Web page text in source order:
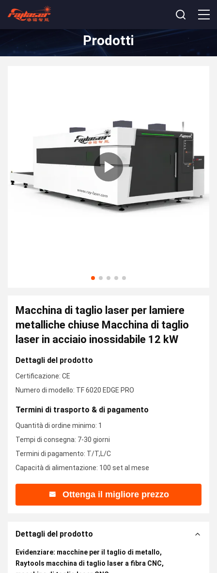
Prodotti
Macchina di taglio laser per lamiere
metalliche chiuse Macchina di taglio
laser in acciaio inossidabile 12 kW
Dettagli del prodotto
Certificazione: CE
Numero di modello: TF 6020 EDGE PRO
Termini di trasporto & di pagamento
Quantità di ordine minimo: 1
Tempi di consegna: 7-30 giorni
Termini di pagamento: T/T,L/C
Capacità di alimentazione: 100 set al mese
Ottenga il migliore prezzo
Dettagli del prodotto
Evidenziare: macchine per il taglio di metallo,
Raytools macchina di taglio laser a fibra CNC,